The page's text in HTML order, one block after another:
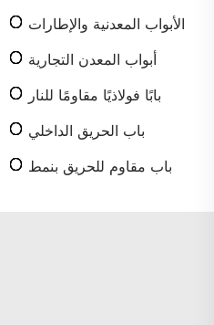
الأبواب المعدنية والإطارات
أبواب المعدن التجارية
بابًا فولاذيًا مقاومًا للنار
باب الحريق الداخلي
باب مقاوم للحريق بنمط